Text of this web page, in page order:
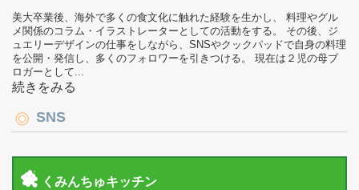
美大卒業後、海外で多くの食文化に触れた経験を生かし、 料理やグル
メ関係のコラム・イラストレーターとしての活動をする。 その後、ジ
ュエリーデザインの仕事をしながら、SNSやクックパッドで自身の料理
を公開・発信し、多くのフォロワーを引きつける。 現在は２児の母ブ
ロガーとして...
続きをみる
SNS
くみんちゅキッチン